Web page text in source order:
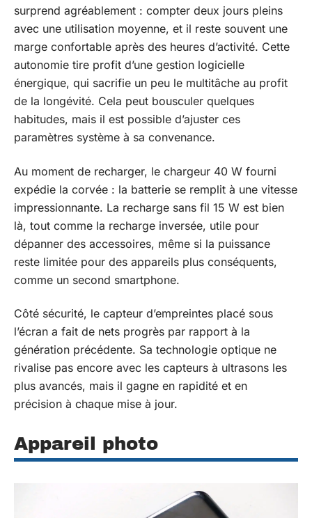
surprend agréablement : compter deux jours pleins
avec une utilisation moyenne, et il reste souvent une
marge confortable après des heures d’activité. Cette
autonomie tire profit d’une gestion logicielle
énergique, qui sacrifie un peu le multitâche au profit
de la longévité. Cela peut bousculer quelques
habitudes, mais il est possible d’ajuster ces
paramètres système à sa convenance.
Au moment de recharger, le chargeur 40 W fourni
expédie la corvée : la batterie se remplit à une vitesse
impressionnante. La recharge sans fil 15 W est bien
là, tout comme la recharge inversée, utile pour
dépanner des accessoires, même si la puissance
reste limitée pour des appareils plus conséquents,
comme un second smartphone.
Côté sécurité, le capteur d’empreintes placé sous
l’écran a fait de nets progrès par rapport à la
génération précédente. Sa technologie optique ne
rivalise pas encore avec les capteurs à ultrasons les
plus avancés, mais il gagne en rapidité et en
précision à chaque mise à jour.
Appareil photo